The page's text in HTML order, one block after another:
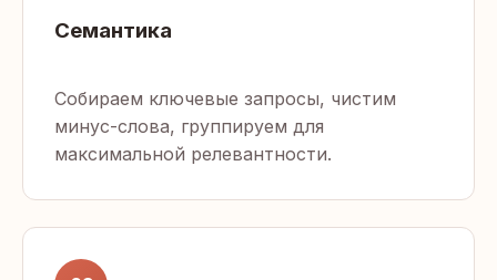
Семантика
Собираем ключевые запросы, чистим
минус-слова, группируем для
максимальной релевантности.